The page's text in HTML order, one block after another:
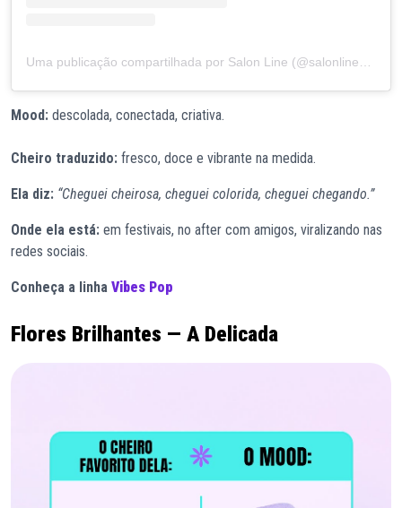
Uma publicação compartilhada por Salon Line (@salonlinebrasil)
Mood: descolada, conectada, criativa.
Cheiro traduzido: fresco, doce e vibrante na medida.
Ela diz: “Cheguei cheirosa, cheguei colorida, cheguei chegando.”
Onde ela está: em festivais, no after com amigos, viralizando nas
redes sociais.
Conheça a linha Vibes Pop
Flores Brilhantes — A Delicada